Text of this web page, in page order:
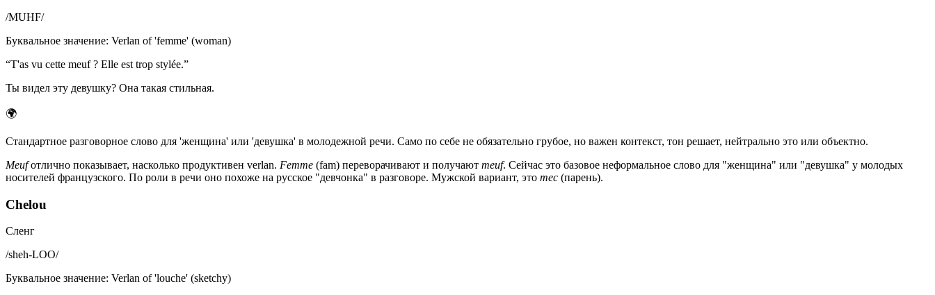
/MUHF/
Буквальное значение: Verlan of 'femme' (woman)
“T'as vu cette meuf ? Elle est trop stylée.”
Ты видел эту девушку? Она такая стильная.
🌍
Стандартное разговорное слово для 'женщина' или 'девушка' в молодежной речи. Само по себе не обязательно грубое, но важен контекст, тон решает, нейтрально это или объектно.
Meufотлично показывает, насколько продуктивен verlan. Femme (fam) переворачивают и получают meuf. Сейчас это базовое неформальное слово для "женщина" или "девушка" у молодых
носителей французского. По роли в речи оно похоже на русское "девчонка" в разговоре. Мужской вариант, это mec (парень).
Chelou
Сленг
/sheh-LOO/
Буквальное значение: Verlan of 'louche' (sketchy)